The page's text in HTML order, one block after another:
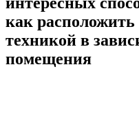
как
техникой в
помещения